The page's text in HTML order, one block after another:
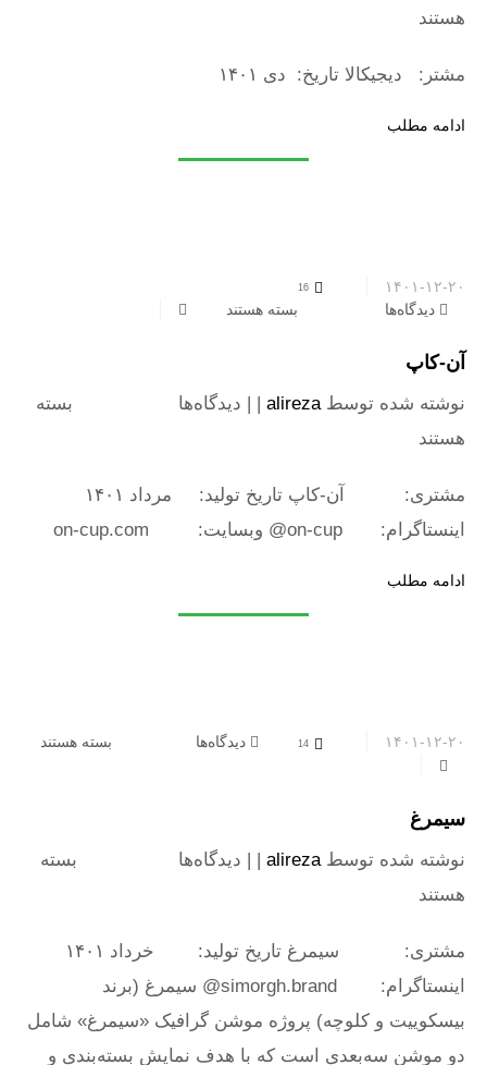
هستند
مشتر: دیجیکالا تاریخ: دی ۱۴۰۱
ادامه مطلب
۱۴۰۱-۱۲-۲۰
دیدگاه‌هابرای آن-کاپ بسته هستند
آن-کاپ
نوشته شده توسطalireza
| | دیدگاه‌هابرای آن-کاپ
بسته
هستند
مشتری: آن-کاپ تاریخ تولید: مرداد ۱۴۰۱
اینستاگرام: on-cup@ وبسایت: on-cup.com
ادامه مطلب
۱۴۰۱-۱۲-۲۰ دیدگاه‌هابرای سیمرغ بسته هستند
سیمرغ
نوشته شده توسطalireza
| | دیدگاه‌هابرای سیمرغ
بسته
هستند
مشتری: سیمرغ تاریخ تولید: خرداد ۱۴۰۱
اینستاگرام: simorgh.brand@ سیمرغ (برند
بیسکوییت و کلوچه) پروژه موشن گرافیک «سیمرغ» شامل
دو موشن سه‌بعدی است که با هدف نمایش بسته‌بندی و